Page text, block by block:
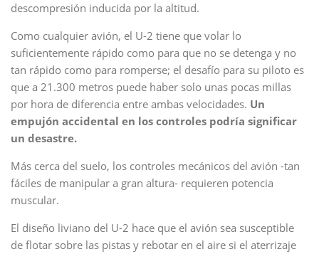
descompresión inducida por la altitud.
Como cualquier avión, el U-2 tiene que volar lo
suficientemente rápido como para que no se detenga y no
tan rápido como para romperse; el desafío para su piloto es
que a 21.300 metros puede haber solo unas pocas millas
por hora de diferencia entre ambas velocidades. Un
empujón accidental en los controles podría significar
un desastre.
Más cerca del suelo, los controles mecánicos del avión -tan
fáciles de manipular a gran altura- requieren potencia
muscular.
El diseño liviano del U-2 hace que el avión sea susceptible
de flotar sobre las pistas y rebotar en el aire si el aterrizaje